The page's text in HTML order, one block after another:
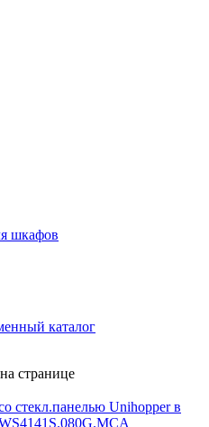
шкафов
каталог
странице